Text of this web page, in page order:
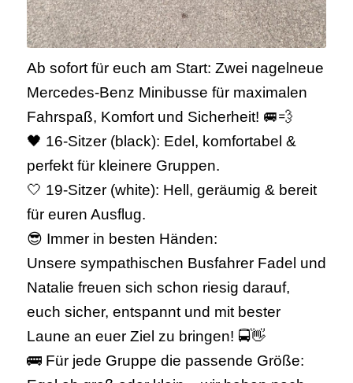
Ab sofort für euch am Start: Zwei nagelneue
Mercedes-Benz Minibusse für maximalen
Fahrspaß, Komfort und Sicherheit! 🚐💨
🖤 16-Sitzer (black): Edel, komfortabel &
perfekt für kleinere Gruppen.
🤍 19-Sitzer (white): Hell, geräumig & bereit
für euren Ausflug.
😎 Immer in besten Händen:
Unsere sympathischen Busfahrer Fadel und
Natalie freuen sich schon riesig darauf,
euch sicher, entspannt und mit bester
Laune an euer Ziel zu bringen! 🚍👋
🚌 Für jede Gruppe die passende Größe: